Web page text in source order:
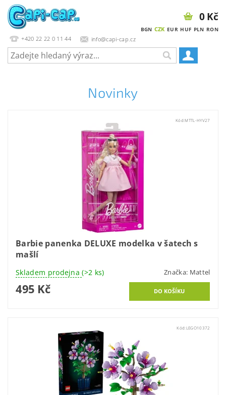
+420 22 22 0 11 44 info@capi-cap.cz
BGN CZK EUR HUF PLN RON
0 Kč
Novinky
Kód:MTTL-HYV27
Barbie panenka DELUXE modelka v šatech s
mašlí
Skladem prodejna(>2 ks) Značka: Mattel
495 Kč
Kód: LEGO10372